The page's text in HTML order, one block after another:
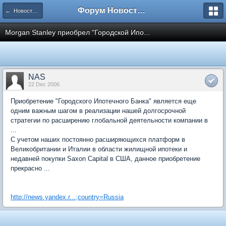
← Новости рынка недвижимости Форум Новостройки
Morgan Stanley приобрел "Городской Ипо...
NAS
22 Dec 2006
Приобретение "Городского Ипотечного Банка" является еще
одним важным шагом в реализации нашей долгосрочной
стратегии по расширению глобальной деятельности компании в
...
С учетом наших постоянно расширяющихся платформ в
Великобритании и Италии в области жилищной ипотеки и
недавней покупки Saxon Capital в США, данное приобретение
прекрасно ...
http://news.yandex.r...;country=Russia